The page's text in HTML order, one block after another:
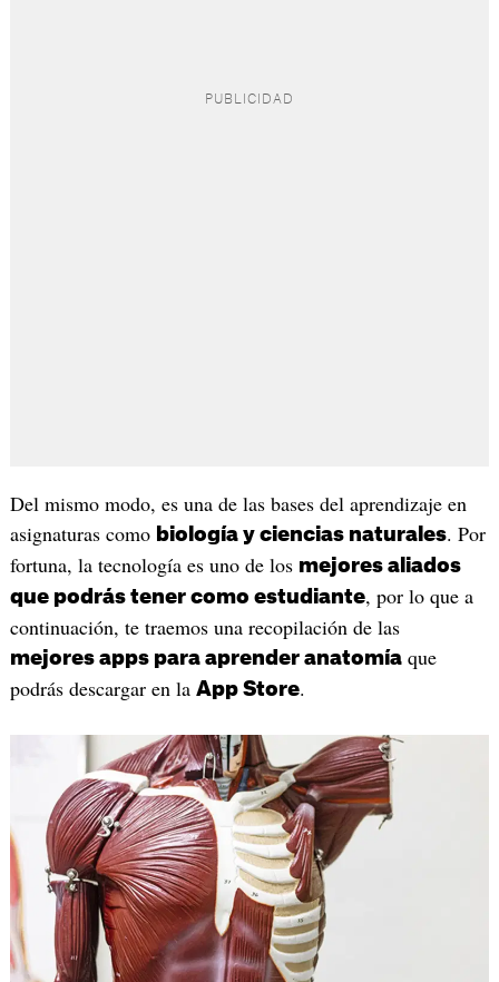
Del mismo modo, es una de las bases del aprendizaje en
asignaturas como biología y ciencias naturales. Por
fortuna, la tecnología es uno de los mejores aliados
que podrás tener como estudiante, por lo que a
continuación, te traemos una recopilación de las
mejores apps para aprender anatomíaque
podrás descargar en la App Store.